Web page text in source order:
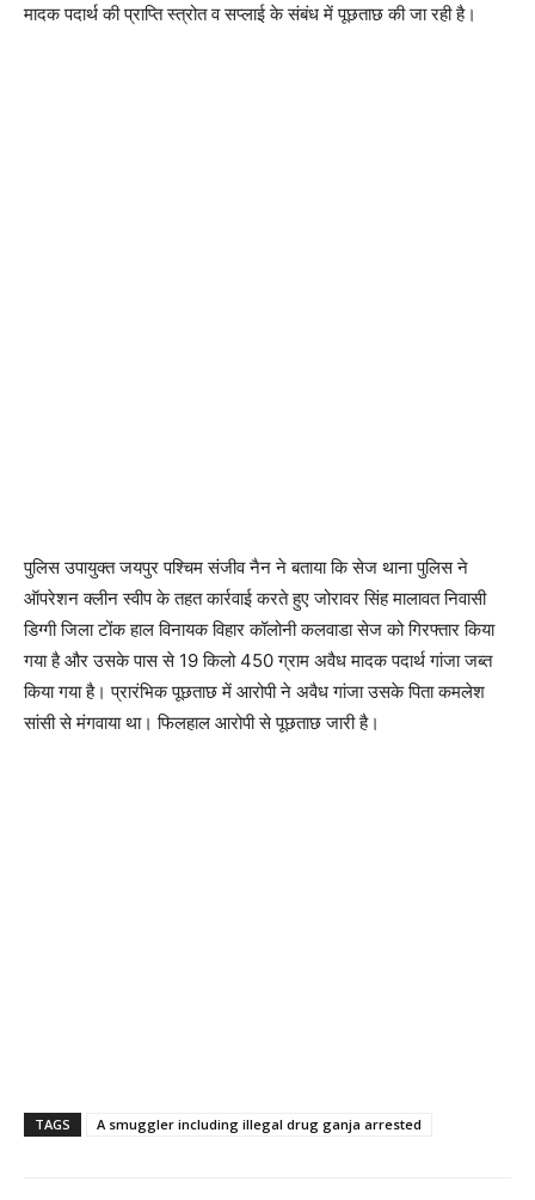
मादक पदार्थ की प्राप्ति स्त्रोत व सप्लाई के संबंध में पूछताछ की जा रही है।
पुलिस उपायुक्त जयपुर पश्चिम संजीव नैन ने बताया कि सेज थाना पुलिस ने
ऑपरेशन क्लीन स्वीप के तहत कार्रवाई करते हुए जोरावर सिंह मालावत निवासी
डिग्गी जिला टोंक हाल विनायक विहार कॉलोनी कलवाडा सेज को गिरफ्तार किया
गया है और उसके पास से 19 किलो 450 ग्राम अवैध मादक पदार्थ गांजा जब्त
किया गया है। प्रारंभिक पूछताछ में आरोपी ने अवैध गांजा उसके पिता कमलेश
सांसी से मंगवाया था। फिलहाल आरोपी से पूछताछ जारी है।
TAGS A smuggler including illegal drug ganja arrested